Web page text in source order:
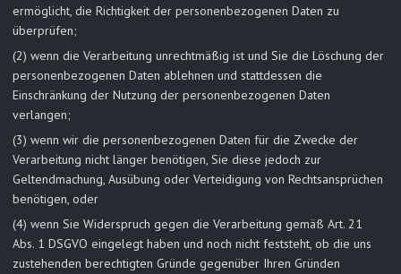
ermöglicht, die Richtigkeit der personenbezogenen Daten zu
überprüfen;
(2) wenn die Verarbeitung unrechtmäßig ist und Sie die Löschung der
personenbezogenen Daten ablehnen und stattdessen die
Einschränkung der Nutzung der personenbezogenen Daten
verlangen;
(3) wenn wir die personenbezogenen Daten für die Zwecke der
Verarbeitung nicht länger benötigen, Sie diese jedoch zur
Geltendmachung, Ausübung oder Verteidigung von Rechtsansprüchen
benötigen, oder
(4) wenn Sie Widerspruch gegen die Verarbeitung gemäß Art. 21
Abs. 1 DSGVO eingelegt haben und noch nicht feststeht, ob die uns
zustehenden berechtigten Gründe gegenüber Ihren Gründen